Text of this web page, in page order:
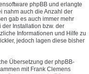
phpBB und erlangte
nahm auch die Anzahl der
gab es auch immer mehr
Installation bzw. der
Informationen und Hilfe zu
jedoch lagen diese bisher
Übersetzung der phpBB-
mit Frank Clemens